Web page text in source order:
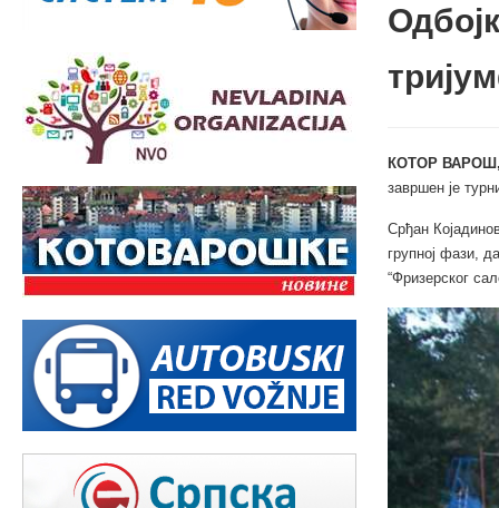
КОТОР
завршен је
Срђан
групној фази,
“Фризерског